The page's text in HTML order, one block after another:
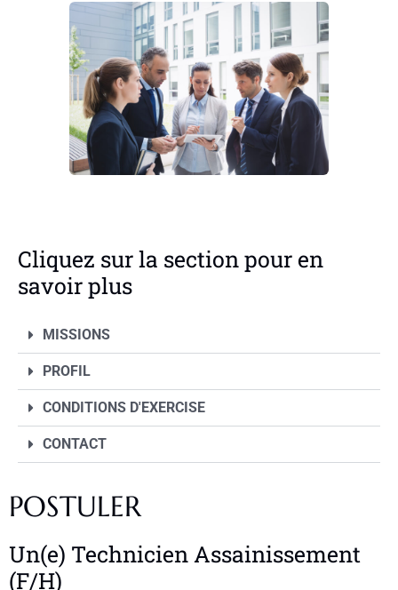
Cliquez sur la section pour en
savoir plus
MISSIONS
PROFIL
CONDITIONS D'EXERCISE
CONTACT
POSTULER
Un(e) Technicien Assainissement
(F/H)